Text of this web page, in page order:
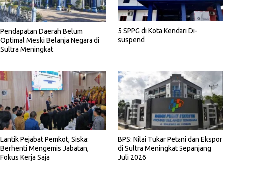
Pendapatan Daerah Belum
Optimal Meski Belanja Negara di
Sultra Meningkat
5 SPPG di Kota Kendari Di-
suspend
Lantik Pejabat Pemkot, Siska:
Berhenti Mengemis Jabatan,
Fokus Kerja Saja
BPS: Nilai Tukar Petani dan Ekspor
di Sultra Meningkat Sepanjang
Juli 2026